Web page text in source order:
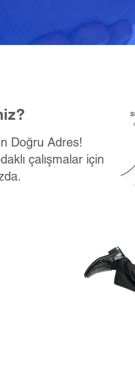
Doğru Adres!
çalışmalar için